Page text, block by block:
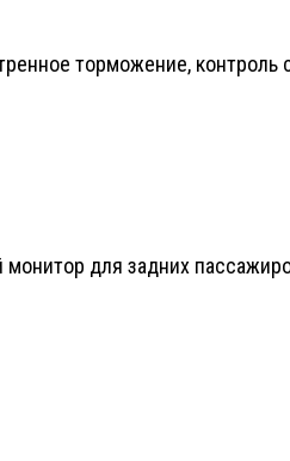
торможение,
для задних